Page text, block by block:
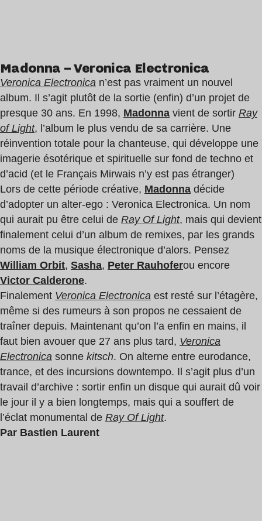
Madonna – Veronica Electronica
Veronica Electronica n’est pas vraiment un nouvel
album. Il s’agit plutôt de la sortie (enfin) d’un projet de
presque 30 ans. En 1998, Madonna vient de sortir Ray
of Light, l’album le plus vendu de sa carrière. Une
réinvention totale pour la chanteuse, qui développe une
imagerie ésotérique et spirituelle sur fond de techno et
d’acid (et le Français Mirwais n’y est pas étranger)
Lors de cette période créative, Madonna décide
d’adopter un alter-ego : Veronica Electronica. Un nom
qui aurait pu être celui de Ray Of Light, mais qui devient
finalement celui d’un album de remixes, par les grands
noms de la musique électronique d’alors. Pensez
William Orbit, Sasha, Peter Rauhoferou encore
Victor Calderone.
Finalement Veronica Electronica est resté sur l’étagère,
même si des rumeurs à son propos ne cessaient de
traîner depuis. Maintenant qu’on l’a enfin en mains, il
faut bien avouer que 27 ans plus tard, Veronica
Electronica sonne kitsch. On alterne entre eurodance,
trance, et des incursions downtempo. Il s’agit plus d’un
travail d’archive : sortir enfin un disque qui aurait dû voir
le jour il y a bien longtemps, mais qui a souffert de
l’éclat monumental de Ray Of Light.
Par Bastien Laurent